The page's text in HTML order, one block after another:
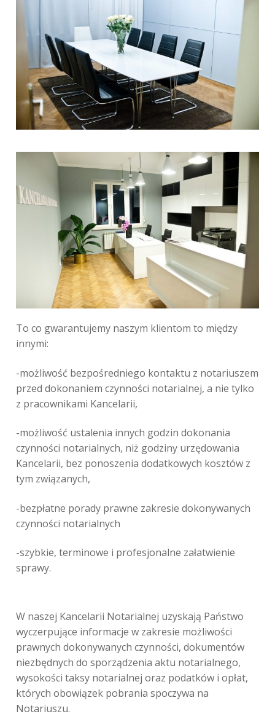
To co gwarantujemy naszym klientom to między
innymi:
-możliwość bezpośredniego kontaktu z notariuszem
przed dokonaniem czynności notarialnej, a nie tylko
z pracownikami Kancelarii,
-możliwość ustalenia innych godzin dokonania
czynności notarialnych, niż godziny urzędowania
Kancelarii, bez ponoszenia dodatkowych kosztów z
tym związanych,
-bezpłatne porady prawne zakresie dokonywanych
czynności notarialnych
-szybkie, terminowe i profesjonalne załatwienie
sprawy.
W naszej Kancelarii Notarialnej uzyskają Państwo
wyczerpujące informacje w zakresie możliwości
prawnych dokonywanych czynności, dokumentów
niezbędnych do sporządzenia aktu notarialnego,
wysokości taksy notarialnej oraz podatków i opłat,
których obowiązek pobrania spoczywa na
Notariuszu.